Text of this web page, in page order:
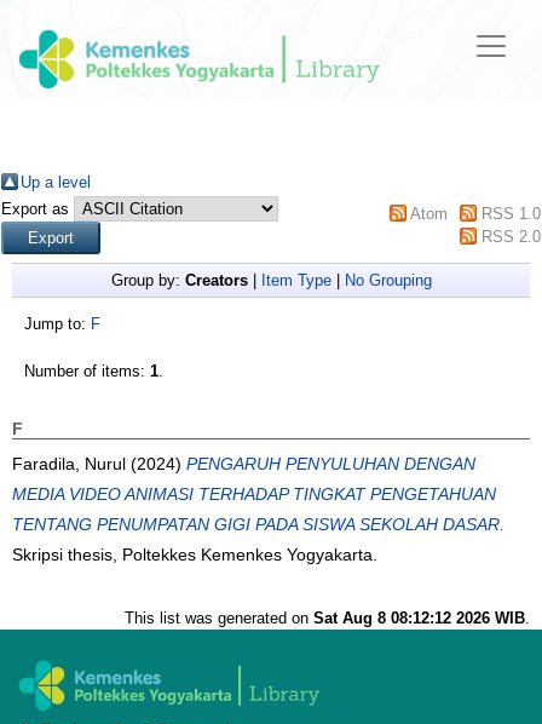
Up a level
Export as
Atom
RSS 1.0
RSS 2.0
Group by: Creators| Item Type| No Grouping
Jump to: F
Number of items: 1.
F
Faradila, Nurul (2024) PENGARUH PENYULUHAN DENGAN
MEDIA VIDEO ANIMASI TERHADAP TINGKAT PENGETAHUAN
TENTANG PENUMPATAN GIGI PADA SISWA SEKOLAH DASAR.
Skripsi thesis, Poltekkes Kemenkes Yogyakarta.
This list was generated on Sat Aug 8 08:12:12 2026 WIB.